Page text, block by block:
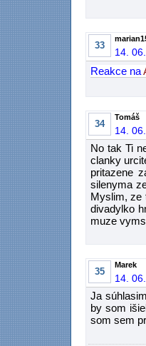
33
14.
Reakce na
34
Tomáš
14.
No tak Ti
clanky
pritazene
silenyma
Myslim, ze
divadylko
muze
35
Marek
14.
Ja
by som
som sem